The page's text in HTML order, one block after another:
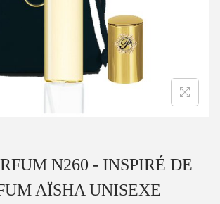
N260 - INSPIRÉ DE
AÏSHA UNISEXE